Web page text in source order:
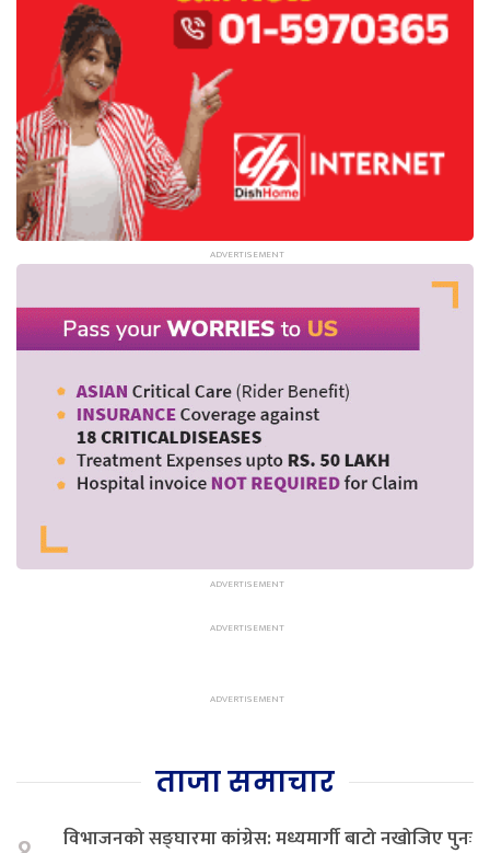
ताजा समाचार
विभाजनको सङ्घारमा कांग्रेस: मध्यमार्गी बाटो नखोजिए पुनः